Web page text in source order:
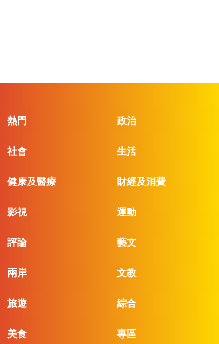
熱門 政治
社會 生活
健康及醫療 財經及消費
影視 運動
評論 藝文
兩岸 文教
旅遊 綜合
美食 專區